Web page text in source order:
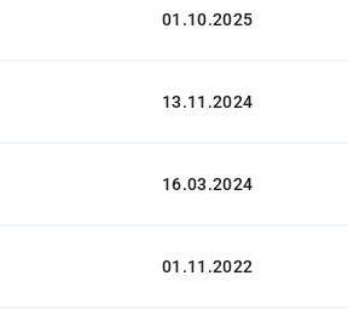
01.10.2025
13.11.2024
16.03.2024
01.11.2022